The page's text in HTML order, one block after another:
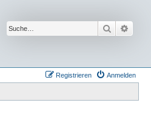
Suche
Anmelden
Registrieren